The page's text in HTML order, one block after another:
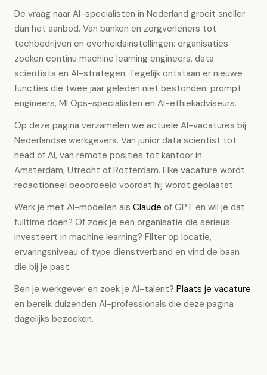
De vraag naar AI-specialisten in Nederland groeit sneller
dan het aanbod. Van banken en zorgverleners tot
techbedrijven en overheidsinstellingen: organisaties
zoeken continu machine learning engineers, data
scientists en AI-strategen. Tegelijk ontstaan er nieuwe
functies die twee jaar geleden niet bestonden: prompt
engineers, MLOps-specialisten en AI-ethiekadviseurs.
Op deze pagina verzamelen we actuele AI-vacatures bij
Nederlandse werkgevers. Van junior data scientist tot
head of AI, van remote posities tot kantoor in
Amsterdam, Utrecht of Rotterdam. Elke vacature wordt
redactioneel beoordeeld voordat hij wordt geplaatst.
Werk je met AI-modellen als Claude of GPT en wil je dat
fulltime doen? Of zoek je een organisatie die serieus
investeert in machine learning? Filter op locatie,
ervaringsniveau of type dienstverband en vind de baan
die bij je past.
Ben je werkgever en zoek je AI-talent? Plaats je vacature
en bereik duizenden AI-professionals die deze pagina
dagelijks bezoeken.